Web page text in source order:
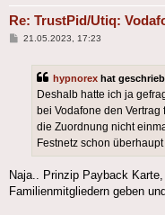
Re: TrustPid/Utiq:
Beitrag
21.05.2023, 17:23
hypnorex hat
Deshalb hatte ich ja
bei Vodafone den
die Zuordnung nicht
Festnetz schon
Naja.. Prinzip Payback
Familienmitgliedern geben